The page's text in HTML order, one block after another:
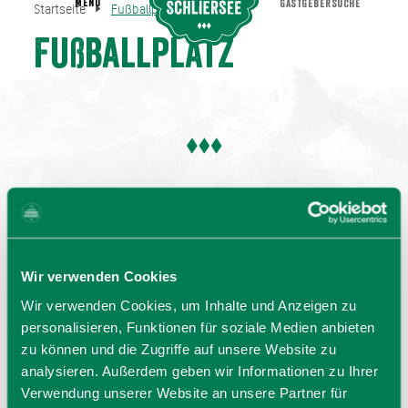
Wir verwenden Cookies
Wir verwenden Cookies, um Inhalte und Anzeigen zu
personalisieren, Funktionen für soziale Medien anbieten
zu können und die Zugriffe auf unsere Website zu
analysieren. Außerdem geben wir Informationen zu Ihrer
Verwendung unserer Website an unsere Partner für
Startseite Fußballplatz
Fußballplatz
Startseite Fußballplatz
MENU GASTGEBERSUCHE